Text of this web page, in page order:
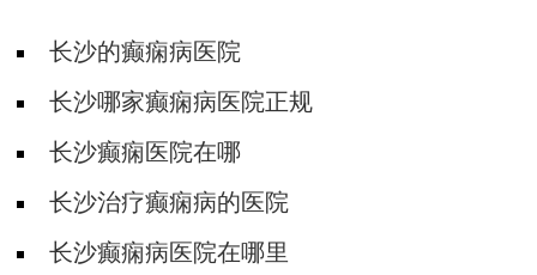
长沙的癫痫病医院
长沙哪家癫痫病医院正规
长沙癫痫医院在哪
长沙治疗癫痫病的医院
长沙癫痫病医院在哪里